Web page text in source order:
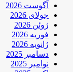
آگوست 2026
جولای 2026
ژوئن 2026
فوریه 2026
ژانویه 2026
دسامبر 2025
نوامبر 2025